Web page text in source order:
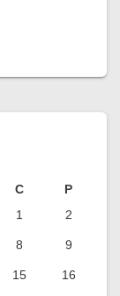
C
P
1
2
8 9
15 16